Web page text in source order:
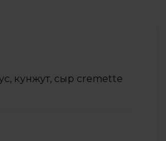
кунжут, сыр cremette